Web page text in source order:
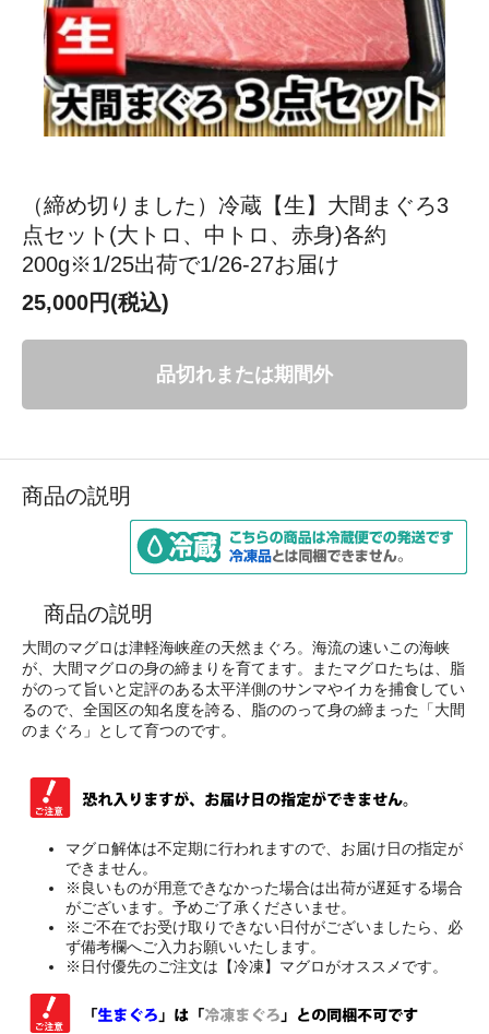
（締め切りました）冷蔵【生】大間まぐろ3
点セット(大トロ、中トロ、赤身)各約
200g※1/25出荷で1/26-27お届け
25,000円(税込)
品切れまたは期間外
商品の説明
商品の説明
大間のマグロは津軽海峡産の天然まぐろ。海流の速いこの海峡
が、大間マグロの身の締まりを育てます。またマグロたちは、脂
がのって旨いと定評のある太平洋側のサンマやイカを捕食してい
るので、全国区の知名度を誇る、脂ののって身の締まった「大間
のまぐろ」として育つのです。
マグロ解体は不定期に行われますので、お届け日の指定が
できません。
※良いものが用意できなかった場合は出荷が遅延する場合
がございます。予めご了承くださいませ。
※ご不在でお受け取りできない日付がございましたら、必
ず備考欄へご入力お願いいたします。
※日付優先のご注文は【冷凍】マグロがオススメです。